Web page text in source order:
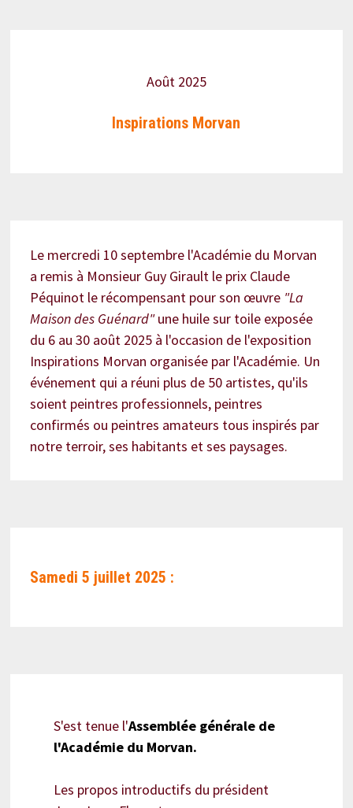
Août 2025
Inspirations Morvan
Le mercredi 10 septembre l'Académie du Morvan
a remis à Monsieur Guy Girault le prix Claude
Péquinot le récompensant pour son œuvre "La
Maison des Guénard"une huile sur toile exposée
du 6 au 30 août 2025 à l'occasion de l'exposition
Inspirations Morvan organisée par l'Académie. Un
événement qui a réuni plus de 50 artistes, qu'ils
soient peintres professionnels, peintres
confirmés ou peintres amateurs tous inspirés par
notre terroir, ses habitants et ses paysages.
Samedi 5 juillet 2025 :
S'est tenue l'Assemblée générale de
l'Académie du Morvan.
Les propos introductifs du président